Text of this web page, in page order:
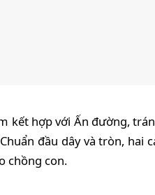
kết hợp với Ấn đường,
đầu dây và tròn, hai
chồng con.